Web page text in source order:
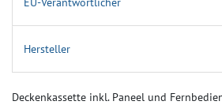
Hersteller
Deckenkassette inkl. Paneel und